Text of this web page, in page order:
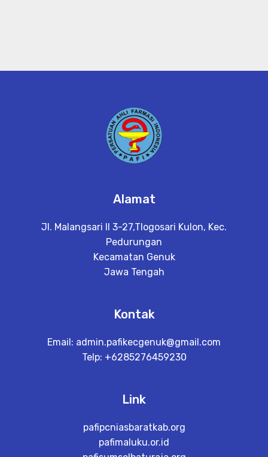
Alamat
Jl. Malangsari II 3-27,Tlogosari Kulon, Kec.
Pedurungan
Kecamatan Genuk
Jawa Tengah
Kontak
Email: admin.pafikecgenuk@gmail.com
Telp: +6285276459230
Link
pafipcniasbaratkab.org
pafimaluku.or.id